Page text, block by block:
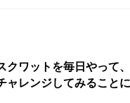
クワットを毎日やって
ャレンジしてみること